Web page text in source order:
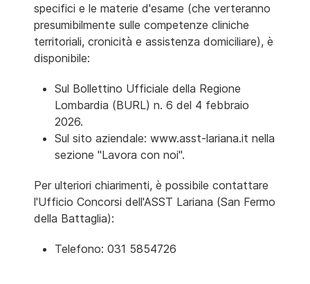
specifici e le materie d'esame (che verteranno
presumibilmente sulle competenze cliniche
territoriali, cronicità e assistenza domiciliare), è
disponibile:
Sul Bollettino Ufficiale della Regione
Lombardia (BURL) n. 6 del 4 febbraio
2026.
Sul sito aziendale: www.asst-lariana.it nella
sezione "Lavora con noi".
Per ulteriori chiarimenti, è possibile contattare
l'Ufficio Concorsi dell'ASST Lariana (San Fermo
della Battaglia):
Telefono: 031 5854726